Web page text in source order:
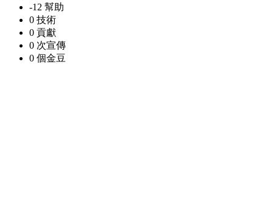
-12 幫助
0 技術
0 貢獻
0 次宣傳
0 個金豆